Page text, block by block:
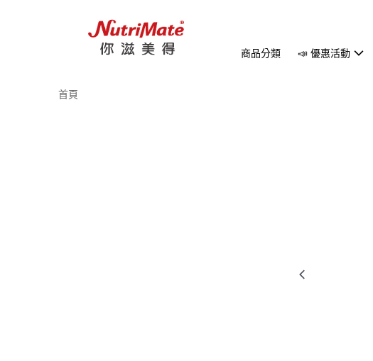
商品分類 📣 優惠活動
首頁